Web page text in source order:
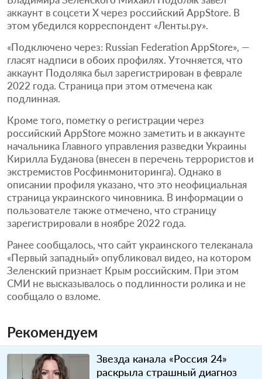
аккаунт в соцсети X через российский AppStore. В
этом убедился корреспондент «Ленты.ру».
«Подключено через: Russian Federation AppStore», —
гласят надписи в обоих профилях. Уточняется, что
аккаунт Подоляка был зарегистрирован в феврале
2022 года. Страница при этом отмечена как
подлинная.
Кроме того, пометку о регистрации через
российский AppStore можно заметить и в аккаунте
начальника Главного управления разведки Украины
Кирилла Буданова (внесен в перечень террористов и
экстремистов Росфинмониторинга). Однако в
описании профиля указано, что это неофициальная
страница украинского чиновника. В информации о
пользователе также отмечено, что страницу
зарегистрировали в ноябре 2022 года.
Ранее сообщалось, что сайт украинского телеканала
«Первый западный» опубликовал видео, на котором
Зеленский признает Крым российским. При этом
СМИ не высказывалось о подлинности ролика и не
сообщало о взломе.
Рекомендуем
Звезда канала «Россия 24»
раскрыла страшный диагноз